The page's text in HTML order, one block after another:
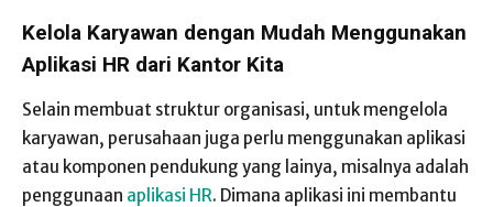
Kelola Karyawan dengan Mudah Menggunakan
Aplikasi HR dari Kantor Kita
Selain membuat struktur organisasi, untuk mengelola
karyawan, perusahaan juga perlu menggunakan aplikasi
atau komponen pendukung yang lainya, misalnya adalah
penggunaan aplikasi HR. Dimana aplikasi ini membantu